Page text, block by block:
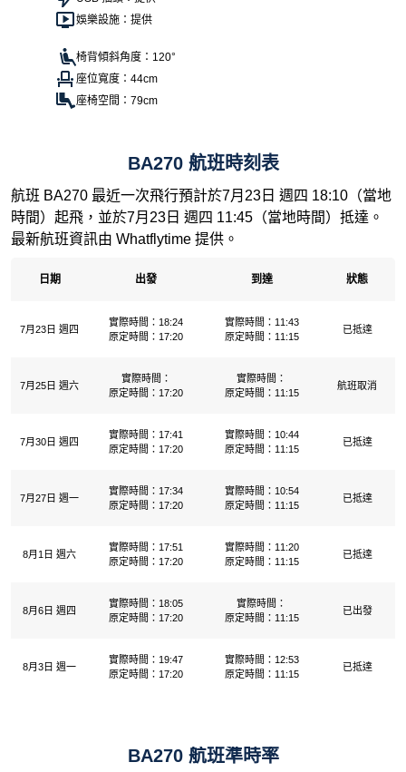
娛樂設施：提供
椅背傾斜角度：120°
座位寬度：44cm
座椅空間：79cm
BA270 航班時刻表
航班 BA270 最近一次飛行預計於7月23日 週四 18:10（當地
時間）起飛，並於7月23日 週四 11:45（當地時間）抵達。
最新航班資訊由 Whatflytime 提供。
日期 出發 到達 狀態
7月23日 週四
實際時間：18:24
原定時間：17:20
實際時間：11:43
原定時間：11:15
已抵達
7月25日 週六
實際時間：
原定時間：17:20
實際時間：
原定時間：11:15
航班取消
7月30日 週四
實際時間：17:41
原定時間：17:20
實際時間：10:44
原定時間：11:15
已抵達
7月27日 週一
實際時間：17:34
原定時間：17:20
實際時間：10:54
原定時間：11:15
已抵達
8月1日 週六
實際時間：17:51
原定時間：17:20
實際時間：11:20
原定時間：11:15
已抵達
8月6日 週四
實際時間：18:05
原定時間：17:20
實際時間：
原定時間：11:15
已出發
8月3日 週一
實際時間：19:47
原定時間：17:20
實際時間：12:53
原定時間：11:15
已抵達
BA270 航班準時率